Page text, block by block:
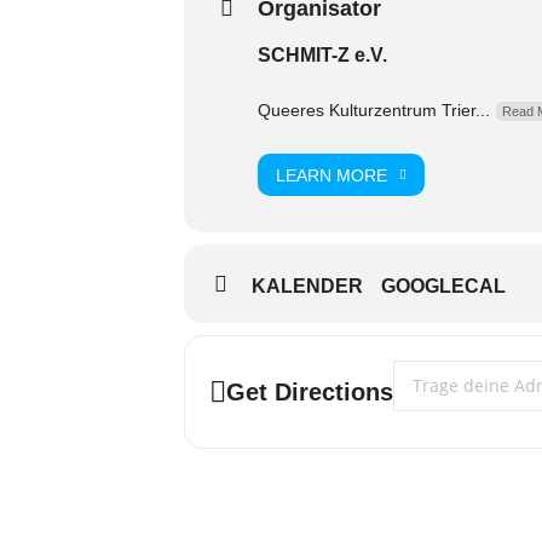
Organisator
SCHMIT-Z e.V.
Queeres Kulturzentrum Trier... Read
LEARN MORE
KALENDER GOOGLECAL
Get Directions
Address - Route 66